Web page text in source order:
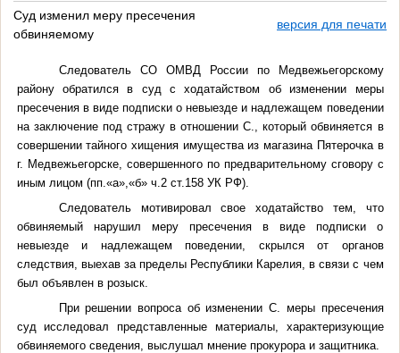
Суд изменил меру пресечения
обвиняемому
версия для печати
Следователь СО ОМВД России по Медвежьегорскому
району обратился в суд с ходатайством об изменении меры
пресечения в виде подписки о невыезде и надлежащем поведении
на заключение под стражу в отношении С., который обвиняется в
совершении тайного хищения имущества из магазина Пятерочка в
г. Медвежьегорске, совершенного по предварительному сговору с
иным лицом (пп.«а»,«б» ч.2 ст.158 УК РФ).
Следователь мотивировал свое ходатайство тем, что
обвиняемый нарушил меру пресечения в виде подписки о
невыезде и надлежащем поведении, скрылся от органов
следствия, выехав за пределы Республики Карелия, в связи с чем
был объявлен в розыск.
При решении вопроса об изменении С. меры пресечения
суд исследовал представленные материалы, характеризующие
обвиняемого сведения, выслушал мнение прокурора и защитника.